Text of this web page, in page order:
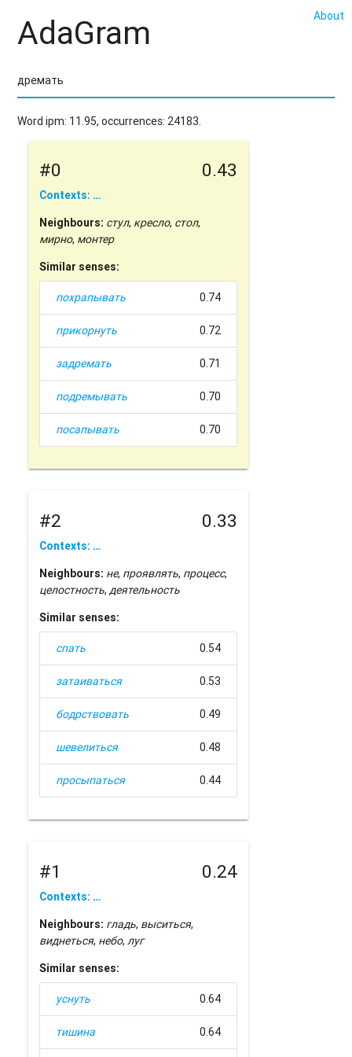
About
AdaGram
Word ipm: 11.95, occurrences: 24183.
#0 0.43
Contexts: …
Neighbours: стул, кресло, стол,
мирно, монтер
Similar senses:
похрапывать 0.74
прикорнуть 0.72
задремать 0.71
подремывать 0.70
посапывать 0.70
#2 0.33
Contexts: …
Neighbours: не, проявлять, процесс,
целостность,деятельность
Similar senses:
спать 0.54
затаиваться 0.53
бодрствовать 0.49
шевелиться 0.48
просыпаться 0.44
#1 0.24
Contexts: …
Neighbours: гладь, выситься,
виднеться, небо,луг
Similar senses:
уснуть 0.64
тишина 0.64